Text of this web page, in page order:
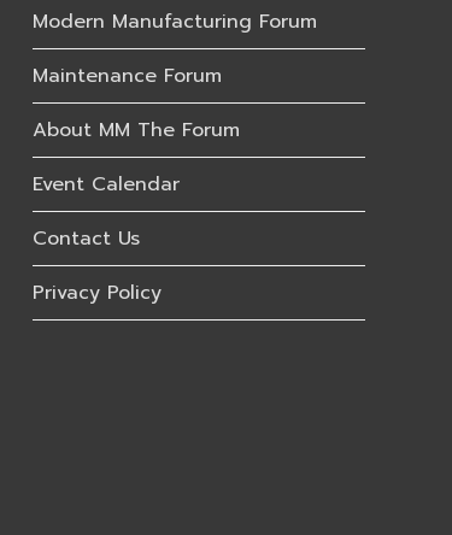
Modern Manufacturing Forum
Maintenance Forum
About MM The Forum
Event Calendar
Contact Us
Privacy Policy